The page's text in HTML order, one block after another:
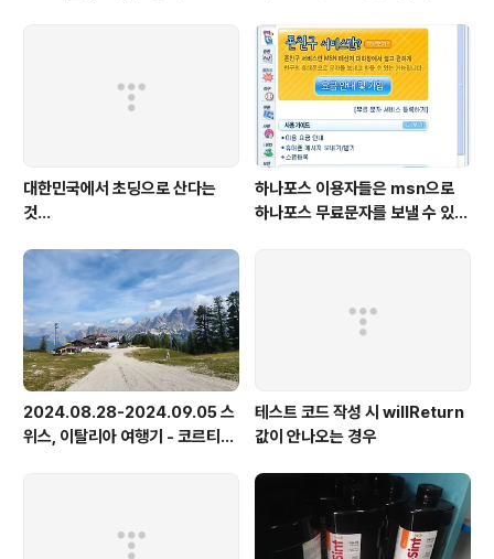
대한민국에서 초딩으로 산다는
것...
하나포스 이용자들은 msn으로
하나포스 무료문자를 보낼 수 있게
2024.08.28-2024.09.05 스
위스, 이탈리아 여행기 - 코르티나
테스트 코드 작성 시 willReturn
값이 안나오는 경우